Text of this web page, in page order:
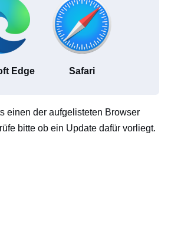
Edge Safari
einen der aufgelisteten Browser
bitte ob ein Update dafür vorliegt.